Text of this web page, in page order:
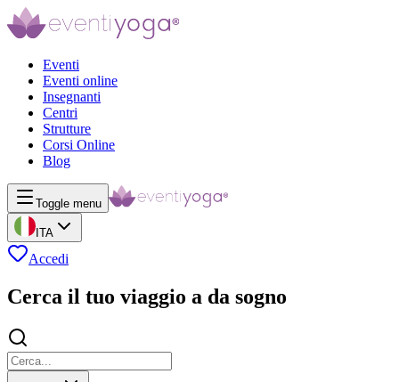
Eventi
Eventi online
Insegnanti
Centri
Strutture
Corsi Online
Blog
Toggle menu
ITA
Accedi
Cerca il tuo viaggio a da sogno